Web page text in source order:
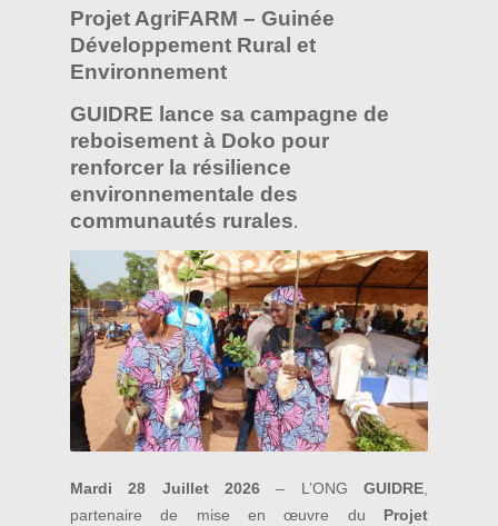
Projet AgriFARM – Guinée
Développement Rural et
Environnement
GUIDRE lance sa campagne de
reboisement à Doko pour
renforcer la résilience
environnementale des
communautés rurales.
Mardi 28 Juillet 2026 – L’ONG GUIDRE,
partenaire de mise en œuvre du Projet